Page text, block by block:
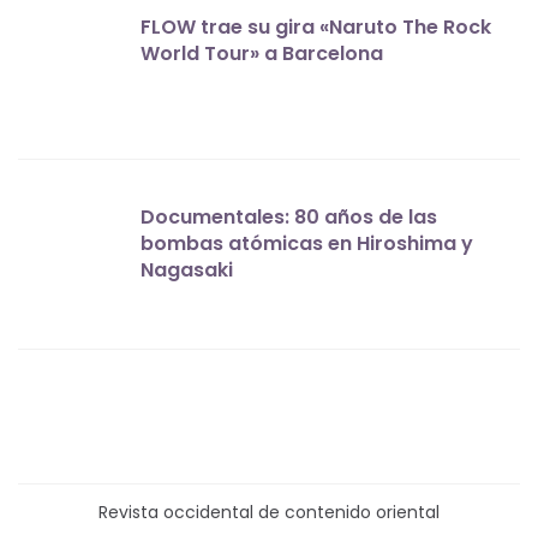
FLOW trae su gira «Naruto The Rock
World Tour» a Barcelona
Documentales: 80 años de las
bombas atómicas en Hiroshima y
Nagasaki
Revista occidental de contenido oriental